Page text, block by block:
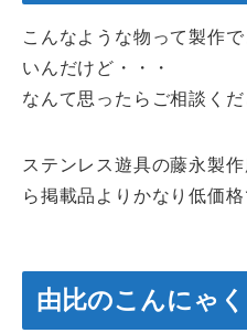
こんなような物って製作
いんだけど・・・
なんて思ったらご相談くだ
ステンレス遊具の藤永製
ら掲載品よりかなり低価
由比のこんにゃく